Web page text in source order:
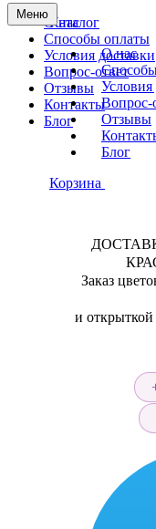
Меню
О нас
Способы оплаты
Условия доставки
Вопрос-ответ
Отзывы
Контакты
Блог
Каталог
О нас
Условия
Вопрос-
Отзывы
Блог
Корзина
Заказ
и